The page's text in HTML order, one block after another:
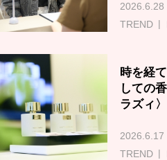
2026.6.28
TREND
時を経
しての
ラズィ〉
2026.6.17
TREND